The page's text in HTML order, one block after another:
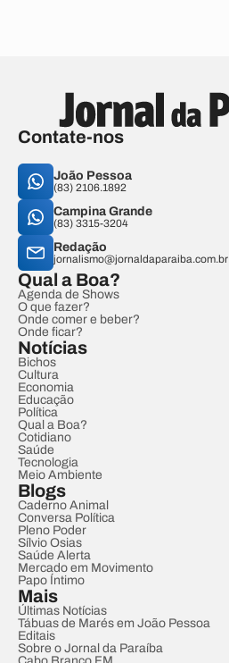
Contate-nos
João Pessoa
(83) 2106.1892
Campina Grande
(83) 3315-3204
Redação
jornalismo@jornaldaparaiba.com.br
Qual a Boa?
Agenda de Shows
O que fazer?
Onde comer e beber?
Onde ficar?
Notícias
Bichos
Cultura
Economia
Educação
Política
Qual a Boa?
Cotidiano
Saúde
Tecnologia
Meio Ambiente
Blogs
Caderno Animal
Conversa Política
Pleno Poder
Sílvio Osias
Saúde Alerta
Mercado em Movimento
Papo Íntimo
Mais
Últimas Notícias
Tábuas de Marés em João Pessoa
Editais
Sobre o Jornal da Paraíba